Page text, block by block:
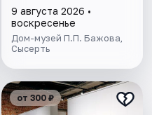
9 августа 2026 •
воскресенье
Дом-музей П.П. Бажова,
Сысерть
от 300 ₽